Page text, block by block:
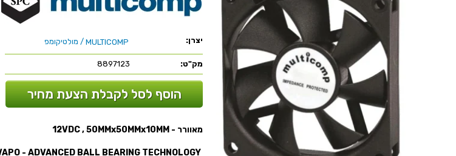
יצרן: MULTICOMP / מולטיקומפ
מק"ט: 8897123
הוסף לסל לקבלת הצעת מחיר
מאוורר - 12VDC , 50MMx50MMx10MM